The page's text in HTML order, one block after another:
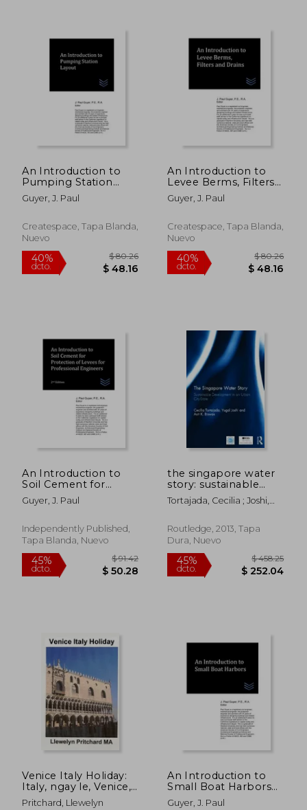
40%
dcto.
40%
dcto.
40%
dcto. dcto.
An Introduction to
Pumping Station
Layout (en Inglés)
Guyer, J. Paul
Createspace, Tapa Blanda,
Nuevo
An Introduction to
Levee Berms, Filters
and Drains (en Inglés)
Guyer, J. Paul
Createspace, Tapa Blanda,
Nuevo
An Introduction to
Soil Cement for
Protection of Levees
for Professional
Guyer, J. Paul
Independently Published,
Tapa Blanda, Nuevo
the singapore water
story: sustainable
development in an
urban city-state (en
Tortajada, Cecilia ; Joshi,
K.
Routledge, 2013, Tapa
Dura, Nuevo
Venice Italy Holiday:
Italy, ngay le, Venice,
du lich (en
Pritchard, Llewelyn
An Introduction to
Small Boat Harbors
(en Inglés)
Guyer, J. Paul